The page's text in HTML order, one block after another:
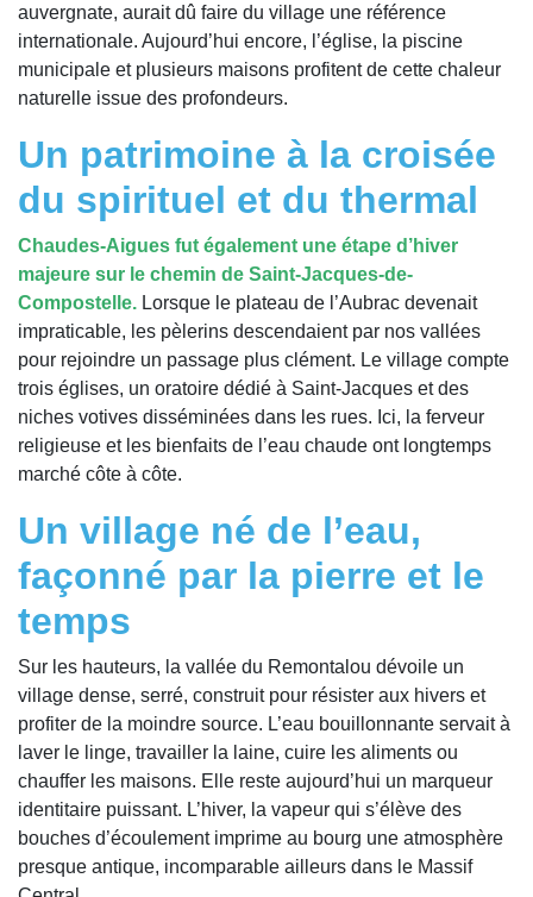
auvergnate, aurait dû faire du village une référence
internationale. Aujourd’hui encore, l’église, la piscine
municipale et plusieurs maisons profitent de cette chaleur
naturelle issue des profondeurs.
Un patrimoine à la croisée
du spirituel et du thermal
Chaudes-Aigues fut également une étape d’hiver
majeure sur le chemin de Saint-Jacques-de-
Compostelle. Lorsque le plateau de l’Aubrac devenait
impraticable, les pèlerins descendaient par nos vallées
pour rejoindre un passage plus clément. Le village compte
trois églises, un oratoire dédié à Saint-Jacques et des
niches votives disséminées dans les rues. Ici, la ferveur
religieuse et les bienfaits de l’eau chaude ont longtemps
marché côte à côte.
Un village né de l’eau,
façonné par la pierre et le
temps
Sur les hauteurs, la vallée du Remontalou dévoile un
village dense, serré, construit pour résister aux hivers et
profiter de la moindre source. L’eau bouillonnante servait à
laver le linge, travailler la laine, cuire les aliments ou
chauffer les maisons. Elle reste aujourd’hui un marqueur
identitaire puissant. L’hiver, la vapeur qui s’élève des
bouches d’écoulement imprime au bourg une atmosphère
presque antique, incomparable ailleurs dans le Massif